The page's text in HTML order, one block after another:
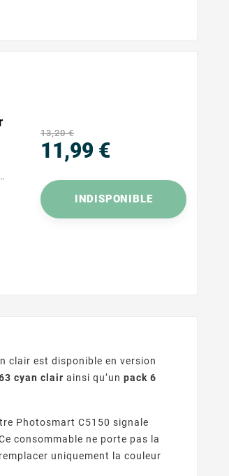
13,20 €
11,99 €
INDISPONIBLE
clair est disponible en version
cyan clair ainsi qu’unpack 6
Photosmart C5150 signale
consommable ne porte pas la
uniquement la couleur